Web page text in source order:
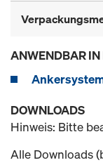
ANWENDBAR IN
DOWNLOADS
Hinweis: Bitte
Alle Downloads